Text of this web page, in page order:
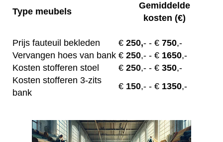
Type meubels
Gemiddelde
kosten (€)
Prijs fauteuil bekleden € 250,- - € 750,-
Vervangen hoes van bank € 250,- - € 1650,-
Kosten stofferen stoel
€ 250,- - € 350,-
Kosten stofferen 3-zits
bank
€ 150,- - € 1350,-